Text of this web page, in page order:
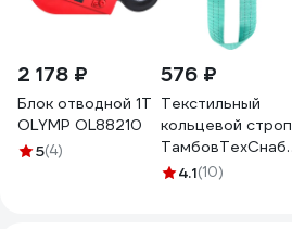
2 178 ₽
Блок отводной 1Т
OLYMP OL88210
5(4)
576 ₽
Текстильный
кольцевой строп
ТамбовТехСнаб
СТК 2 т, 2 м
4.1(10)